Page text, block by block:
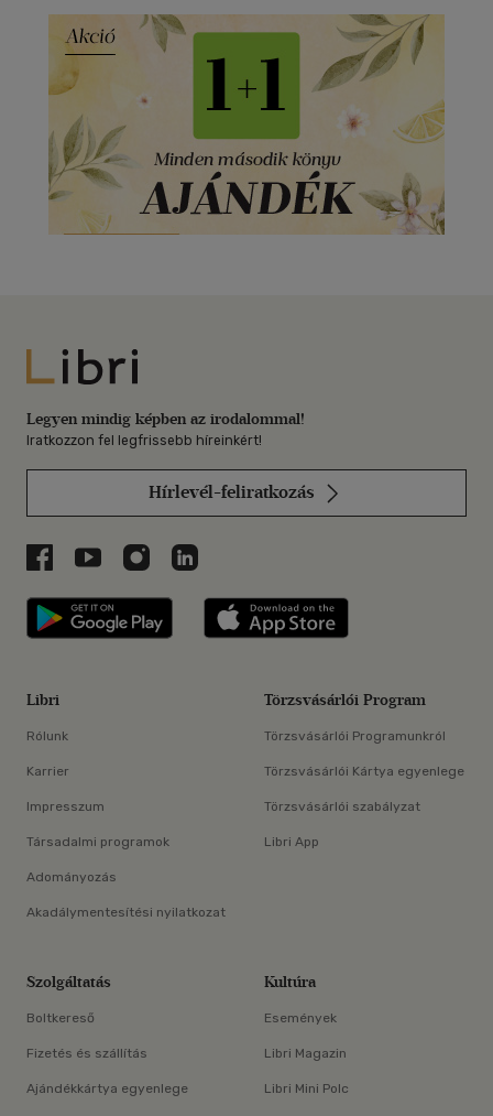
Libri
Legyen mindig képben az irodalommal!
Iratkozzon fel legfrissebb híreinkért!
Hírlevél-feliratkozás
Libri a Facebookon
Libri a Youtube-on
Libri az Instagramon
Libri a LinkedInen
Libri applikáció Szerezd meg: Google
Libri
Rólunk
Karrier
Impresszum
Társadalmi programok
Adományozás
Akadálymentesítési nyilatkozat
Törzsvásárlói Program
Törzsvásárlói Programunkról
Törzsvásárlói Kártya egyenlege
Törzsvásárlói szabályzat
Libri App
Szolgáltatás
Boltkereső
Fizetés és szállítás
Ajándékkártya egyenlege
Kultúra
Események
Libri Magazin
Libri Mini Polc